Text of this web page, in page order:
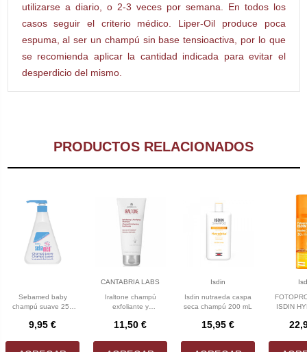
utilizarse a diario, o 2-3 veces por semana. En todos los
casos seguir el criterio médico. Liper-Oil produce poca
espuma, al ser un champú sin base tensioactiva, por lo que
se recomienda aplicar la cantidad indicada para evitar el
desperdicio del mismo.
PRODUCTOS RELACIONADOS
Sebamed baby
champú suave 250
9,95 €
CANTABRIA LABS
Iraltone champú
exfoliante y
11,50 €
Isdin
Isdin nutraeda caspa
seca champú 200 mL
15,95 €
ISDIN